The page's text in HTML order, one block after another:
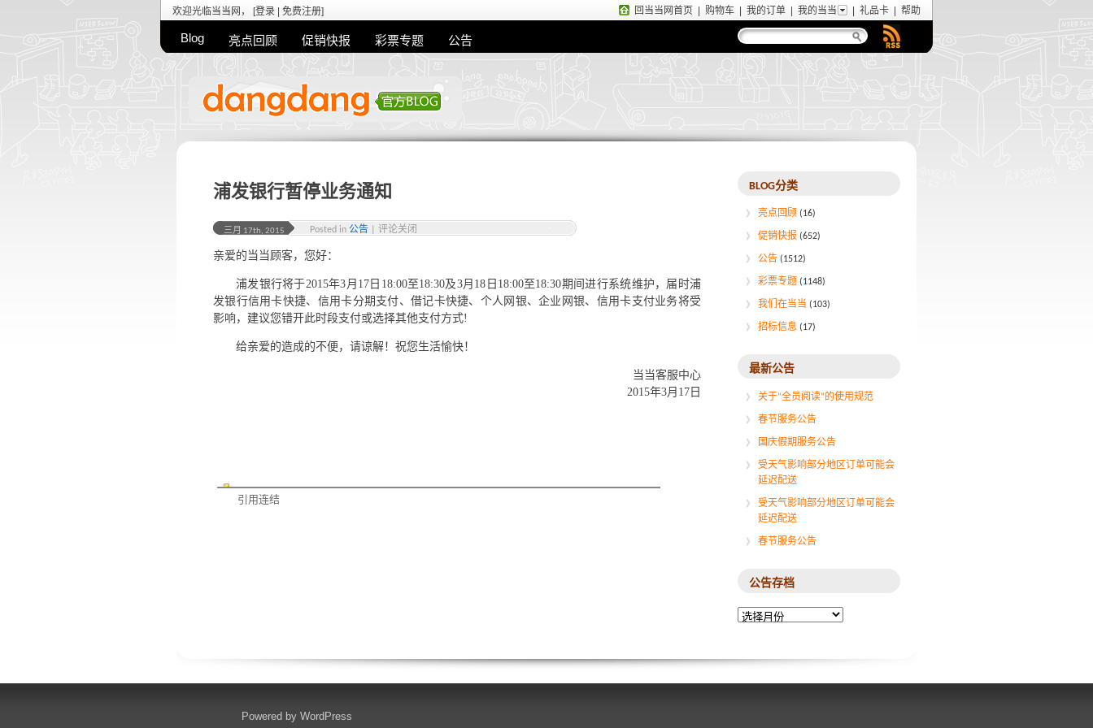
欢迎光临当当网， [登录 免费注册] 回当当网首页 购物车 我的订单 我的当当 礼品卡 帮助
Blog 亮点回顾 促销快报 彩票专题 公告
浦发银行暂停业务通知
三月 17th, 2015 Posted in 公告 评论关闭
亲爱的当当顾客，您好：
浦发银行将于2015年3月17日18:00至18:30及3月18日18:00至18:30期间进行系统维护，届时浦
发银行信用卡快捷、信用卡分期支付、借记卡快捷、个人网银、企业网银、信用卡支付业务将受
影响，建议您错开此时段支付或选择其他支付方式!
给亲爱的造成的不便，请谅解！祝您生活愉快！
当当客服中心
2015年3月17日
引用连结
BLOG分类
亮点回顾 (16)
促销快报 (652)
公告 (1512)
彩票专题 (1148)
我们在当当 (103)
招标信息 (17)
最新公告
关于“全员阅读”的使用规范
春节服务公告
国庆假期服务公告
受天气影响部分地区订单可能会
延迟配送
受天气影响部分地区订单可能会
延迟配送
春节服务公告
公告存档
Powered by WordPress